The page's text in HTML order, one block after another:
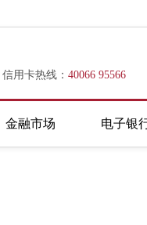
信用卡热线： 40066 95566
金融市场 电子银